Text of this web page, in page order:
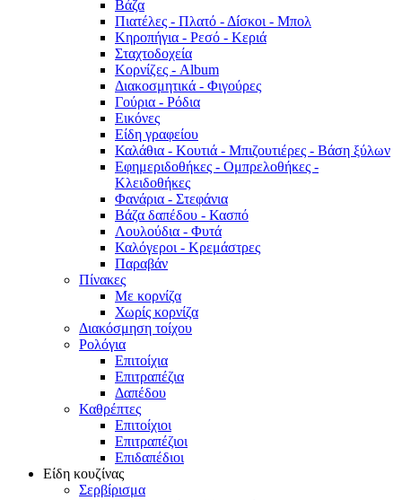
Βάζα
Πιατέλες - Πλατό - Δíσκοι - Μπολ
Κηροπήγια - Ρεσό - Κεριά
Σταχτοδοχεία
Κορνίζες - Album
Διακοσμητικά - Φιγούρες
Γούρια - Ρόδια
Εικόνες
Είδη γραφείου
Καλάθια - Κουτιά - Μπιζουτιέρες - Βάση ξύλων
Εφημεριδοθήκες - Ομπρελοθήκες -
Κλειδοθήκες
Φανάρια - Στεφάνια
Βάζα δαπέδου - Κασπό
Λουλούδια - Φυτά
Καλόγεροι - Κρεμάστρες
Παραβάν
Πίνακες
Με κορνίζα
Χωρίς κορνίζα
Διακόσμηση τοίχου
Ρολόγια
Επιτοίχια
Επιτραπέζια
Δαπέδου
Καθρέπτες
Επιτοίχιοι
Επιτραπέζιοι
Επιδαπέδιοι
Είδη κουζίνας
Σερβίρισμα